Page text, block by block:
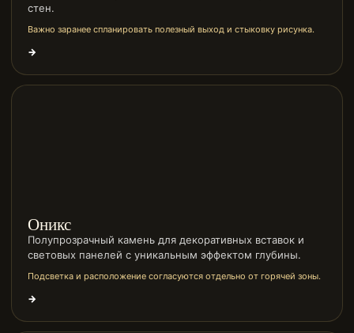
стен.
Важно заранее спланировать полезный выход и стыковку рисунка.
→
Оникс
Полупрозрачный камень для декоративных вставок и
световых панелей с уникальным эффектом глубины.
Подсветка и расположение согласуются отдельно от горячей зоны.
→